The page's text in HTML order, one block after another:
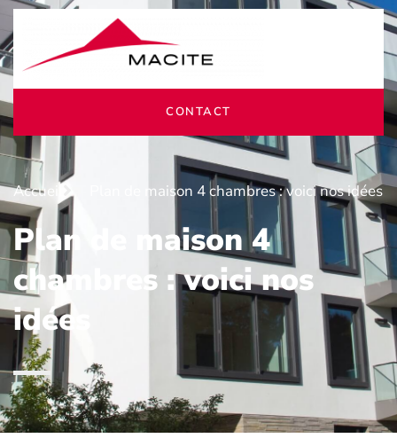
CONTACT
Accueil Plan de maison 4 chambres : voici nos idées
Plan de maison 4
chambres : voici nos
idées